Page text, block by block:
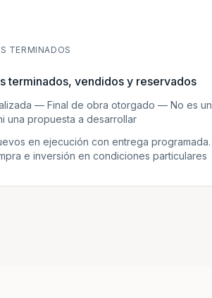
TERMINADOS
terminados, vendidos y reservados
— Final de obra otorgado — No es un
una propuesta a desarrollar
en ejecución con entrega programada.
e inversión en condiciones particulares